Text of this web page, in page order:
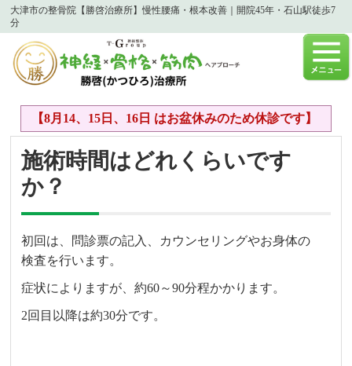
大津市の整骨院【勝啓治療所】慢性腰痛・根本改善｜開院45年・石山駅徒歩7
分
【8月14、15日、16日 はお盆休みのため休診です】
施術時間はどれくらいです
か？
初回は、問診票の記入、カウンセリングやお身体の
検査を行います。
症状によりますが、約60～90分程かかります。
2回目以降は約30分です。